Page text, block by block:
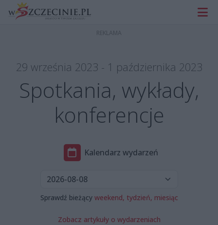
29 września 2023 - 1 października 2023
Spotkania, wykłady,
konferencje
Kalendarz wydarzeń
Sprawdź bieżący weekend, tydzień, miesiąc
Zobacz artykuły o wydarzeniach